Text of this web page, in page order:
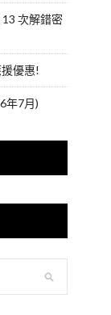
次解錯密
優惠!
年7月)